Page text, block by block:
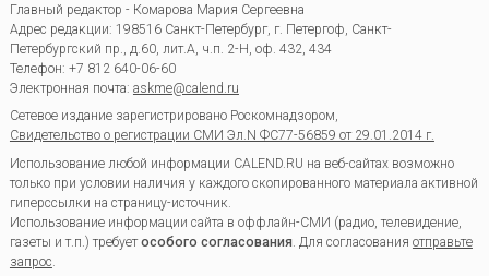
Главный редактор - Комарова Мария Сергеевна
Адрес редакции: 198516 Санкт-Петербург, г. Петергоф Санкт-
Петербургский пр., д.60, лит.А, ч.п. 2-Н, оф. 432, 434
Телефон: +7 812 640-06-60
Электронная почта: askme@calend.ru
Сетевое издание зарегистрировано Роскомнадзором,
Свидетельство о регистрации СМИ Эл.N ФС77-56859 от 29.01.2014 г.
Использование любой информации CALEND.RU на веб-сайтах возможно
только при условии наличия у каждого скопированного материала активной
гиперссылки на страницу-источник.
Использование информации сайта в оффлайн-СМИ (радио, телевидение,
газеты и т.п.) требуетособого согласования. Для согласования отправьте
запрос.